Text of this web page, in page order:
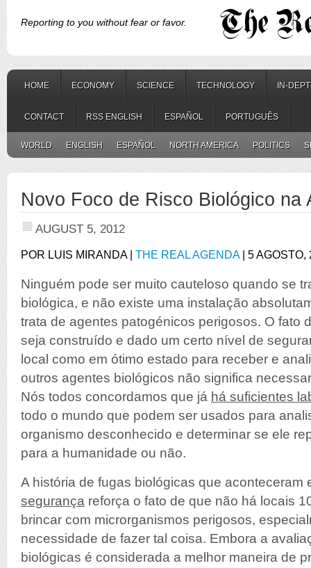
Reporting to you without fear or favor.
HOME ECONOMY SCIENCE TECHNOLOGY IN-
CONTACT RSS ENGLISH ESPAÑOL PORTUGUÊS
WORLD ENGLISH ESPAÑOL NORTH AMERICA POLITICS
Novo Foco de Risco Biológico na
AUGUST 5, 2012
POR LUIS MIRANDA | THE REAL AGENDA| 5 AGOSTO,
Ninguém pode ser muito cauteloso quando se
biológica, e não existe uma instalação
trata de agentes patogénicos perigosos. O fato
seja construído e dado um certo nível de
local como em ótimo estado para receber e
outros agentes biológicos não significa
Nós todos concordamos que já há suficientes
todo o mundo que podem ser usados ​​para
organismo desconhecido e determinar se ele
para a humanidade ou não.
A história de fugas biológicas que aconteceram
segurança reforça o fato de que não há locais
brincar com microrganismos perigosos,
necessidade de fazer tal coisa. Embora a
biológicas é considerada a melhor maneira de